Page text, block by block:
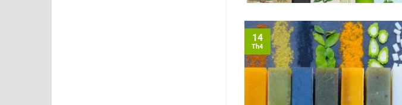
14
Th4